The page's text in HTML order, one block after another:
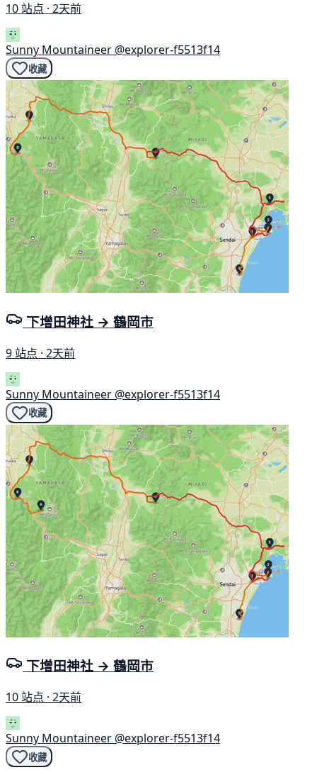
10 站点 · 2天前
Sunny Mountaineer @explorer-f5513f14
收藏
下增田神社 → 鶴岡市
9 站点 · 2天前
Sunny Mountaineer @explorer-f5513f14
收藏
下增田神社 → 鶴岡市
10 站点 · 2天前
Sunny Mountaineer @explorer-f5513f14
收藏